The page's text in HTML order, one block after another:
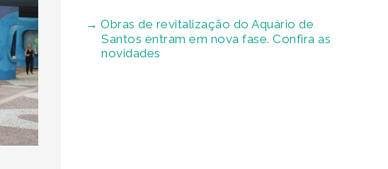
Obras de revitalização do Aquário de
Santos entram em nova fase. Confira as
novidades